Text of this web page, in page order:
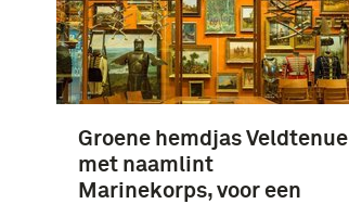
Groene hemdjas Veldtenue
met naamlint
Marinekorps, voor een